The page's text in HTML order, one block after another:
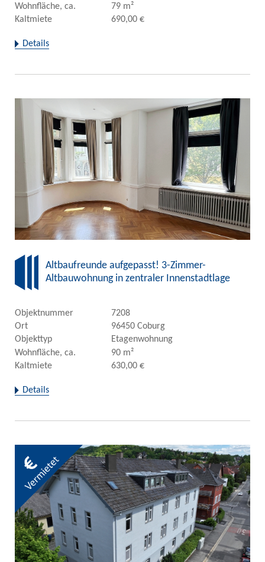
Wohnfläche, ca.
79 m²
Kaltmiete
690,00 €
Details
Altbaufreunde aufgepasst! 3-Zimmer-
Altbauwohnung in zentraler Innenstadtlage
Objektnummer
7208
Ort
96450 Coburg
Objekttyp
Etagenwohnung
Wohnfläche, ca.
90 m²
Kaltmiete
630,00 €
Details